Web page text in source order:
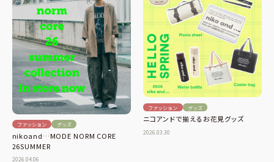
ファッション グッズ
nikoand…MODE NORM CORE
26SUMMER
2026.04.06
ファッション グッズ
ニコアンドで揃えるお花見グッズ
2026.03.30